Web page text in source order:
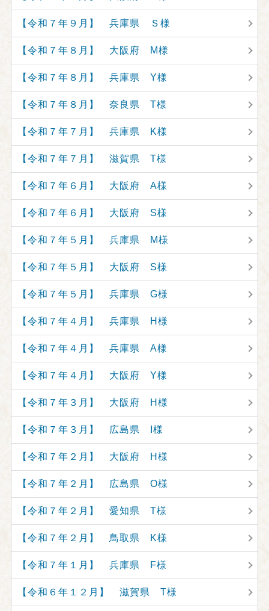
【令和７年９月】 兵庫県 Ｓ様
【令和７年８月】 大阪府 M様
【令和７年８月】 兵庫県 Y様
【令和７年８月】 奈良県 T様
【令和７年７月】 兵庫県 K様
【令和７年７月】 滋賀県 T様
【令和７年６月】 大阪府 A様
【令和７年６月】 大阪府 S様
【令和７年５月】 兵庫県 M様
【令和７年５月】 大阪府 S様
【令和７年５月】 兵庫県 G様
【令和７年４月】 兵庫県 H様
【令和７年４月】 兵庫県 A様
【令和７年４月】 大阪府 Y様
【令和７年３月】 大阪府 H様
【令和７年３月】 広島県 I様
【令和７年２月】 大阪府 H様
【令和７年２月】 広島県 O様
【令和７年２月】 愛知県 T様
【令和７年２月】 鳥取県 K様
【令和７年１月】 兵庫県 F様
【令和６年１２月】 滋賀県 T様